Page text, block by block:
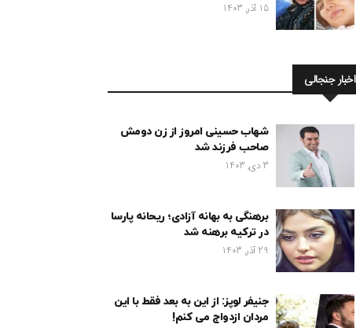
15 آذر, 1403
اخبار جنجالی
شهاب حسینی امروز از زن دومش
صاحب فرزند شد
3 دی, 1403
برهنگی به بهانه آزادی؛ ریحانه پارسا
در ترکیه برهنه شد
29 آذر, 1403
جنیفر لوپز: از این به بعد فقط با این
مردان ازدواج می کنم!